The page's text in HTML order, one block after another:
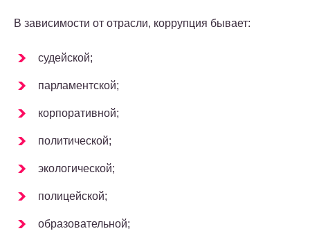
В зависимости от отрасли, коррупция бывает:
судейской;
парламентской;
корпоративной;
политической;
экологической;
полицейской;
образовательной;